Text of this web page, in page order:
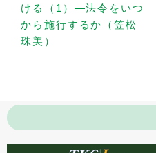
ける（1）—法令をいつ
から施行するか（笠松
珠美）